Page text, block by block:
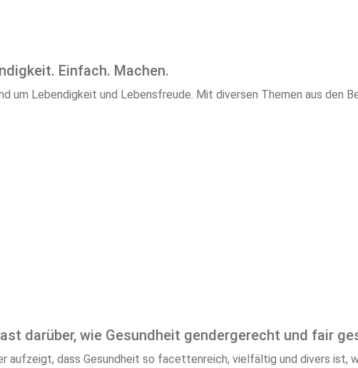
Einfach. Machen.
um Lebendigkeit und Lebensfreude. Mit diversen Themen aus den
darüber, wie Gesundheit gendergerecht und fair
aufzeigt, dass Gesundheit so facettenreich, vielfältig und divers ist,